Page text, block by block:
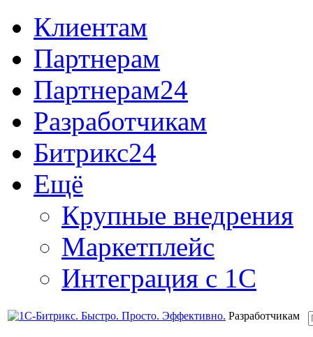
Клиентам
Партнерам
Партнерам24
Разработчикам
Битрикс24
Ещё
Крупные внедрения
Маркетплейс
Интеграция с 1С
Разработчикам